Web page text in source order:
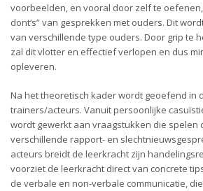
voorbeelden, en vooral door zelf te oefenen,
dont‘s” van gesprekken met ouders. Dit
van verschillende type ouders. Door grip te
zal dit vlotter en effectief verlopen en dus
opleveren.
Na het theoretisch kader wordt geoefend in
trainers/acteurs. Vanuit persoonlijke
wordt gewerkt aan vraagstukken die spelen
verschillende rapport- en
acteurs breidt de leerkracht zijn
voorziet de leerkracht direct van concrete
de verbale en non-verbale communicatie,